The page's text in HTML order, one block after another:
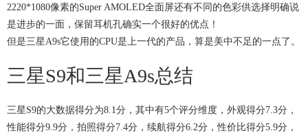
2220*1080像素的Super AMOLED全面屏还有不同的色彩供选择明确说
是进步的一面，保留耳机孔确实一个很好的优点！
但是三星A9s它使用的CPU是上一代的产品，算是美中不足的一点了。
三星S9和三星A9s总结
三星S9的大数据得分为8.1分，其中有5个评分维度，外观得分7.3分，
性能得分9.9分，拍照得分7.4分，续航得分6.2分，性价比得分5.9分，